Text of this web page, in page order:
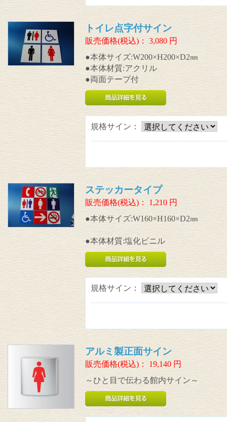
トイレ点字付サイン
販売価格(税込)： 3,080円
●本体サイズ:W200×H200×D2㎜
●本体材質:アクリル
●両面テープ付
規格サイン：
ステッカータイプ
販売価格(税込)： 1,210円
●本体サイズ:W160×H160×D2㎜
●本体材質:塩化ビニル
規格サイン：
アルミ製正面サイン
販売価格(税込)： 19,140円
～ひと目で伝わる館内サイン～